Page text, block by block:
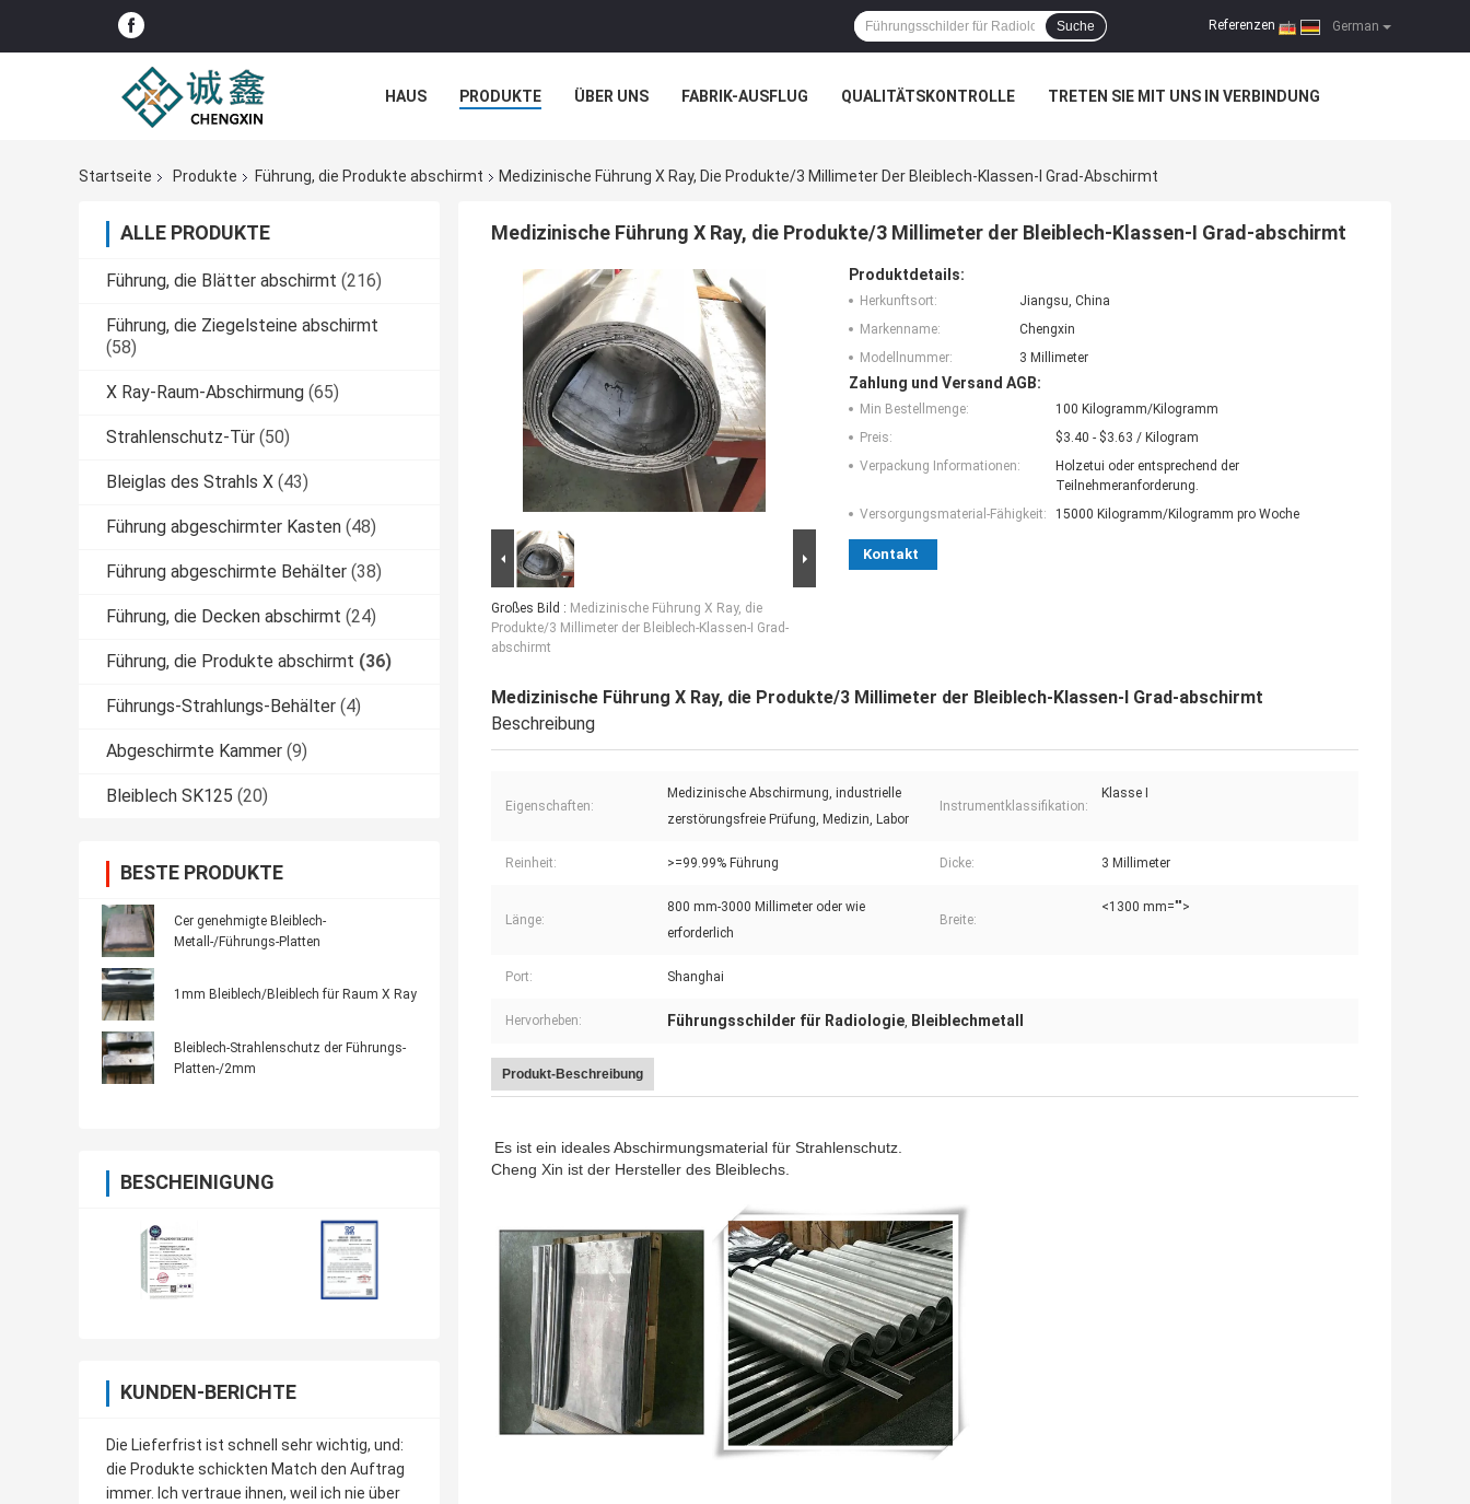
German
Referenzen |
Suche
HAUS PRODUKTE ÜBER UNS FABRIK-AUSFLUG QUALITÄTSKONTROLLE TRETEN SIE MIT UNS IN VERBINDUNG
Startseite
Produkte Führung, die Produkte abschirmt Medizinische Führung X Ray, Die Produkte/3 Millimeter Der Bleiblech-Klassen-I Grad-Abschirmt
ALLE PRODUKTE
Führung, die Blätter abschirmt (216)
Führung, die Ziegelsteine abschirmt
(58)
X Ray-Raum-Abschirmung (65)
Strahlenschutz-Tür (50)
Bleiglas des Strahls X (43)
Führung abgeschirmter Kasten (48)
Führung abgeschirmte Behälter (38)
Führung, die Decken abschirmt (24)
Führung, die Produkte abschirmt (36)
Führungs-Strahlungs-Behälter (4)
Abgeschirmte Kammer (9)
Bleiblech SK125 (20)
BESTE PRODUKTE
Cer genehmigte Bleiblech-
Metall-/Führungs-Platten
1mm Bleiblech/Bleiblech für Raum X Ray
Bleiblech-Strahlenschutz der Führungs-
Platten-/2mm
BESCHEINIGUNG
KUNDEN-BERICHTE
Die Lieferfrist ist schnell sehr wichtig, und:
die Produkte schickten Match den Auftrag
immer. Ich vertraue ihnen, weil ich nie über
Medizinische Führung X Ray, die Produkte/3 Millimeter der Bleiblech-Klassen-I Grad-abschirmt
Großes Bild : Medizinische Führung X Ray, die
Produkte/3 Millimeter der Bleiblech-Klassen-I Grad-
abschirmt
Produktdetails:
Herkunftsort:
Jiangsu, China
Markenname:
Chengxin
Modellnummer:
3 Millimeter
Zahlung und Versand AGB:
Min Bestellmenge:
100 Kilogramm/Kilogramm
Preis:
$3.40 - $3.63 / Kilogram
Verpackung Informationen:
Holzetui oder entsprechend der
Teilnehmeranforderung.
Versorgungsmaterial-Fähigkeit:
15000 Kilogramm/Kilogramm pro Woche
Kontakt
Medizinische Führung X Ray, die Produkte/3 Millimeter der Bleiblech-Klassen-I Grad-abschirmt
Beschreibung
Eigenschaften:
Medizinische Abschirmung, industrielle
zerstörungsfreie Prüfung, Medizin, Labor
Instrumentklassifikation:
Klasse I
Reinheit: >=99.99% Führung Dicke: 3 Millimeter
Länge:
800 mm-3000 Millimeter oder wie
erforderlich
Breite:
<1300 mm="">
Port: Shanghai
Hervorheben: Führungsschilder für Radiologie, Bleiblechmetall
Produkt-Beschreibung
Es ist ein ideales Abschirmungsmaterial für Strahlenschutz.
Cheng Xin ist der Hersteller des Bleiblechs.